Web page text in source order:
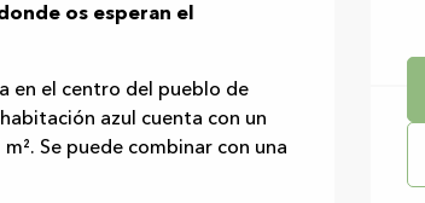
os esperan el
en el centro del pueblo de
azul cuenta con un
Se puede combinar con una